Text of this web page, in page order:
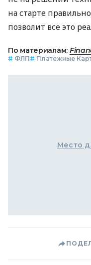
на старте
позволит все это
По материалам:
# ФЛП# Платежные
Место